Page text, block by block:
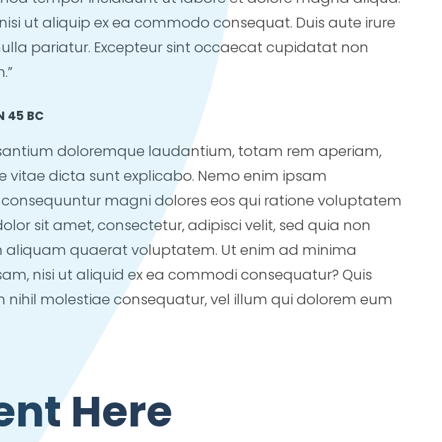
ut aliquip ex ea commodo consequat. Duis aute irure
pariatur. Excepteur sint occaecat cupidatat non
45 BC
doloremque laudantium, totam rem aperiam,
dicta sunt explicabo. Nemo enim ipsam
magni dolores eos qui ratione voluptatem
sit amet, consectetur, adipisci velit, sed quia non
quaerat voluptatem. Ut enim ad minima
nisi ut aliquid ex ea commodi consequatur? Quis
molestiae consequatur, vel illum qui dolorem eum
Here